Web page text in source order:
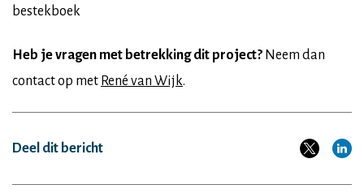
bestekboek
Heb je vragen met betrekking dit project? Neem dan
contact op met René van Wijk.
Deel dit bericht